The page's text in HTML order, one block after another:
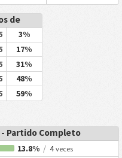
de
3%
17%
31%
48%
59%
Partido Completo
13.8% / 4veces